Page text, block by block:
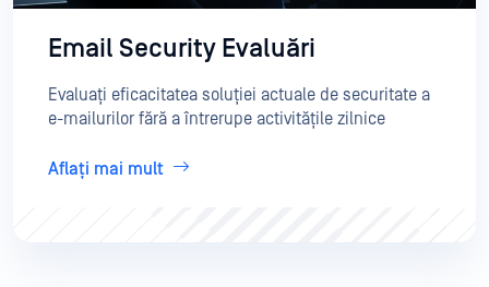
Email Security Evaluări
Evaluați eficacitatea soluției actuale de securitate a
e-mailurilor fără a întrerupe activitățile zilnice
Aflați mai mult